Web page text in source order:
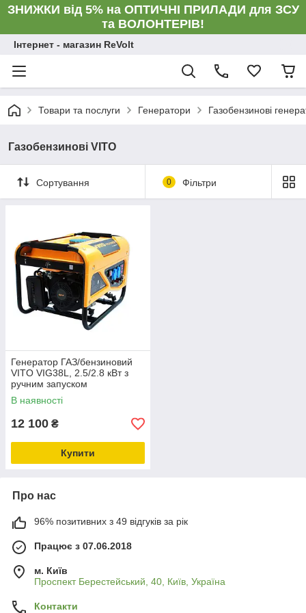
ЗНИЖКИ від 5% на ОПТИЧНІ ПРИЛАДИ для ЗСУ
та ВОЛОНТЕРІВ!
Інтернет - магазин ReVolt
Товари та послуги Генератори Газобензинові
Газобензинові VITO
Сортування 0 Фільтри
Генератор ГАЗ/бензиновий
VITO VIG38L, 2.5/2.8 кВт з
ручним запуском
В наявності
12 100 ₴
Купити
Про нас
96% позитивних з 49 відгуків за рік
Працює з 07.06.2018
м. Київ
Проспект Берестейський, 40, Київ, Україна
Контакти